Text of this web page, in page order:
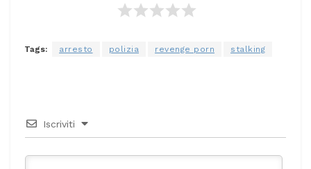
Tags: arresto polizia revenge porn stalking
Iscriviti